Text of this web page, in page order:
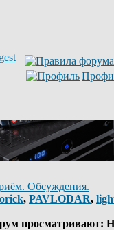
Обсуждения.
, PAVLODAR,
просматривают: